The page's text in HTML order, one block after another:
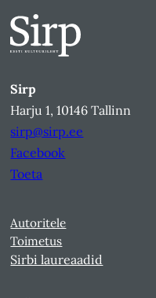
Sirp
Harju 1, 10146 Tallinn
sirp@sirp.ee
Facebook
Toeta
Autoritele
Toimetus
Sirbi laureaadid